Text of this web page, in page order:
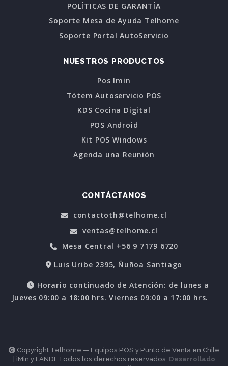
POLÍTICAS DE GARANTÍA
Soporte Mesa de Ayuda Telhome
Soporte Portal AutoServicio
NUESTROS PRODUCTOS
Pos Imin
Tótem Autoservicio POS
KDS Cocina Digital
POS Android
Kit POS Windows
Agenda una Reunión
CONTÁCTANOS
contactoth@telhome.cl
ventas@telhome.cl
Mesa Central +56 9 7179 6720
Luis Uribe 2395, Ñuñoa Santiago
Horario continuado de Atención: de lunes a
Jueves 09:00 a 18:00 hrs. Viernes 09:00 a 17:00 hrs.
Copyright Telhome — Equipos POS y Punto de Venta en Chile
| iMin y LANDI. Todos los derechos reservados. Desarrollado